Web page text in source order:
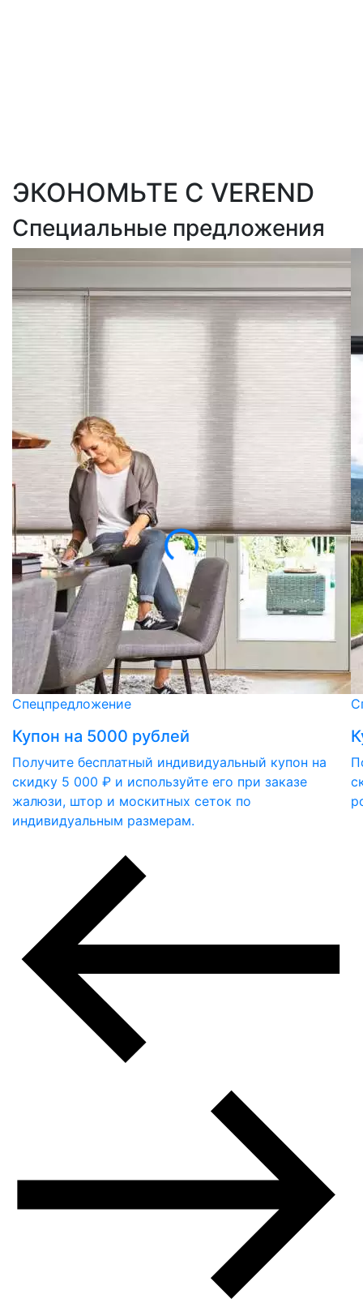
ЭКОНОМЬТЕ С VEREND
Специальные предложения
Спецпредложение
Купон на 5000 рублей
Получите бесплатный индивидуальный купон на
скидку 5 000 ₽ и используйте его при заказе
жалюзи, штор и москитных сеток по
индивидуальным размерам.